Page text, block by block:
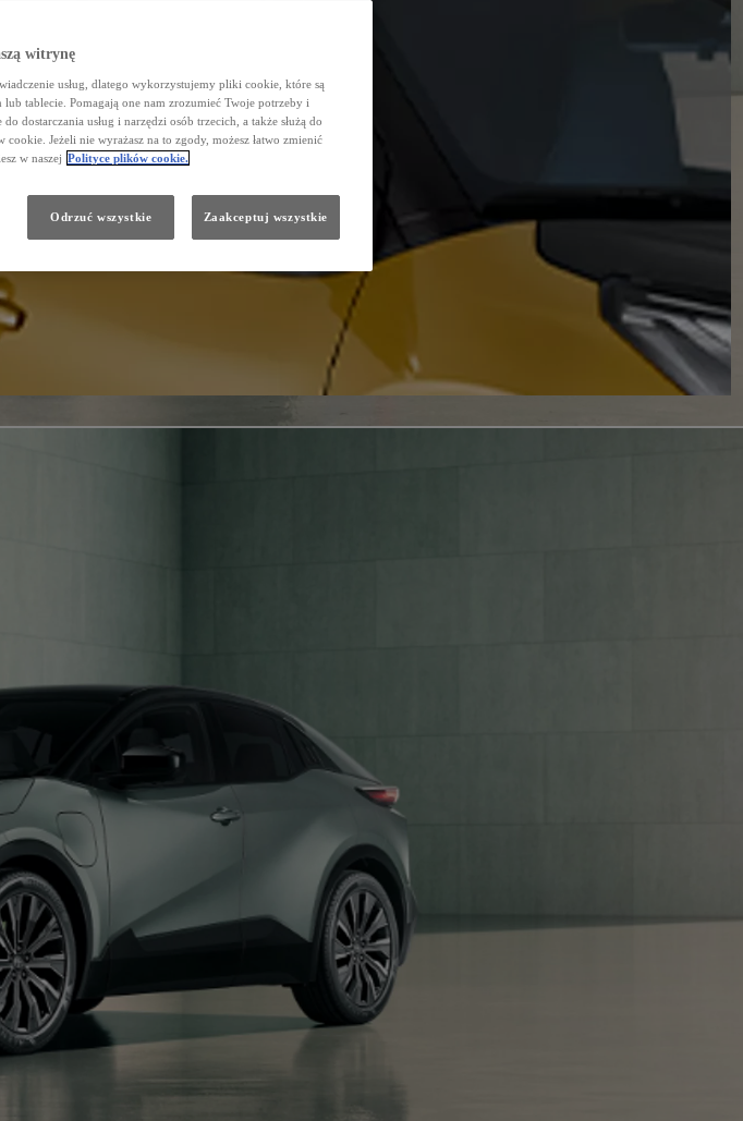
witrynę
usług, dlatego wykorzystujemy pliki cookie, które są
tablecie. Pomagają one nam zrozumieć Twoje potrzeby i
dostarczania usług i narzędzi osób trzecich, a także służą do
Jeżeli nie wyrażasz na to zgody, możesz łatwo zmienić
w naszej Polityce plików cookie.
Odrzuć wszystkie Zaakceptuj wszystkie